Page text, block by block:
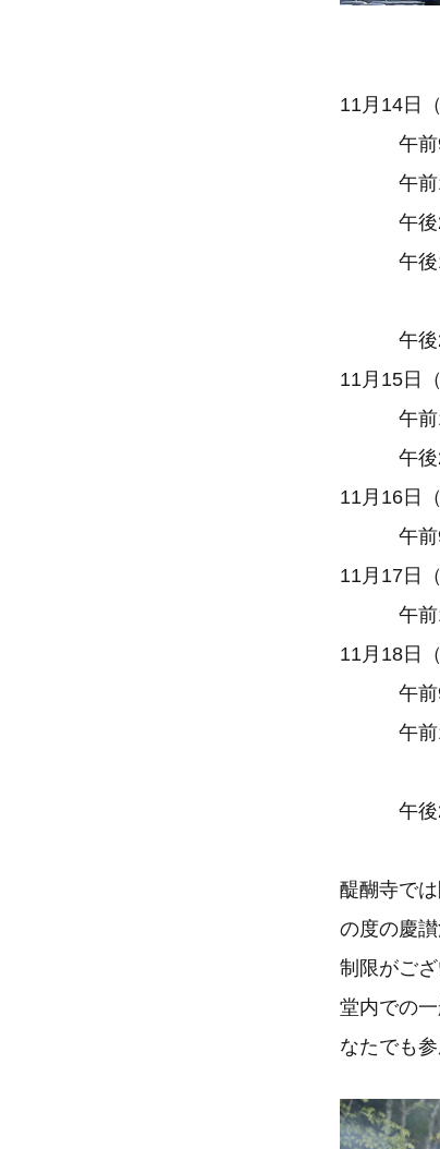
11月14日
午前9時
午前10
午後2時
午後1時
（上
午後2時
11月15日（
午前10
午後2時
11月16日
午前9時
11月17日（
午前11
11月18日
午前9時
午前11
百二世
午後2時
醍醐寺で
の度の慶
制限がご
堂内での
なたでも参